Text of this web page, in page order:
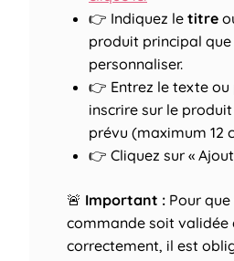
👉 Indiquez le titre
produit principal
personnaliser.
👉 Entrez le texte ou
inscrire sur le
prévu (maximum 12
👉 Cliquez sur «
🚨 Important : Pour
commande soit validée
correctement, il est